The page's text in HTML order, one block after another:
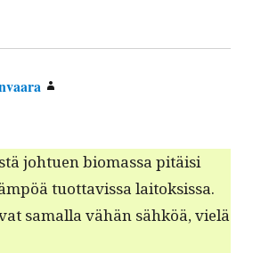
johtuen bio­mas­sa pitäisi
tuot­tavis­sa laitok­sis­sa.
samal­la vähän sähköä, vielä